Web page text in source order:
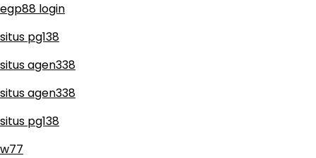
egp88 login
situs pg138
situs agen338
situs agen338
situs pg138
w77